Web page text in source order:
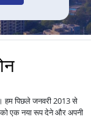
हम पिछले जनवरी 2013 से
एक नया रूप देने और अपनी